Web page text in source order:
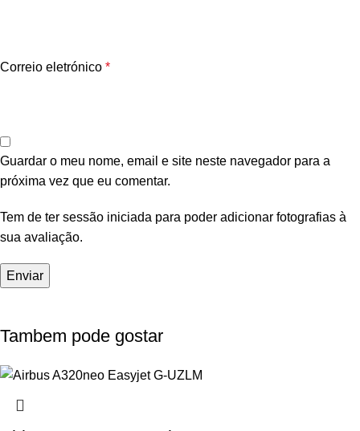
Correio eletrónico *
Guardar o meu nome, email e site neste navegador para a
próxima vez que eu comentar.
Tem de ter sessão iniciada para poder adicionar fotografias à
sua avaliação.
Tambem pode gostar